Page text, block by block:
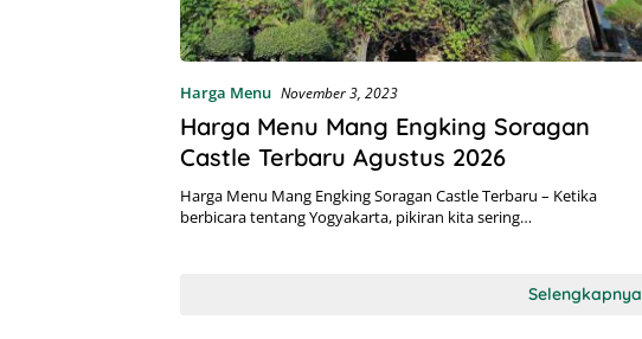
Harga Menu November 3, 2023
Harga Menu Mang Engking Soragan
Castle Terbaru Agustus 2026
Harga Menu Mang Engking Soragan Castle Terbaru – Ketika
berbicara tentang Yogyakarta, pikiran kita sering…
Selengkapnya